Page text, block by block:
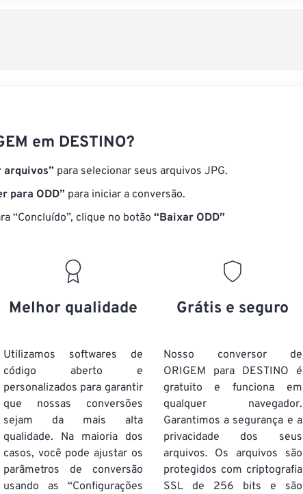
em DESTINO?
arquivos” para selecionar seus arquivos JPG.
para ODD” para iniciar a conversão.
“Concluído”, clique no botão “Baixar ODD”
Melhor qualidade
Utilizamos softwares de
código aberto e
personalizados para garantir
que nossas conversões
sejam da mais alta
qualidade. Na maioria dos
casos, você pode ajustar os
parâmetros de conversão
usando as “Configurações
Grátis e seguro
Nosso conversor de
ORIGEM para DESTINO é
gratuito e funciona em
qualquer navegador.
Garantimos a segurança e a
privacidade dos seus
arquivos. Os arquivos são
protegidos com criptografia
SSL de 256 bits e são